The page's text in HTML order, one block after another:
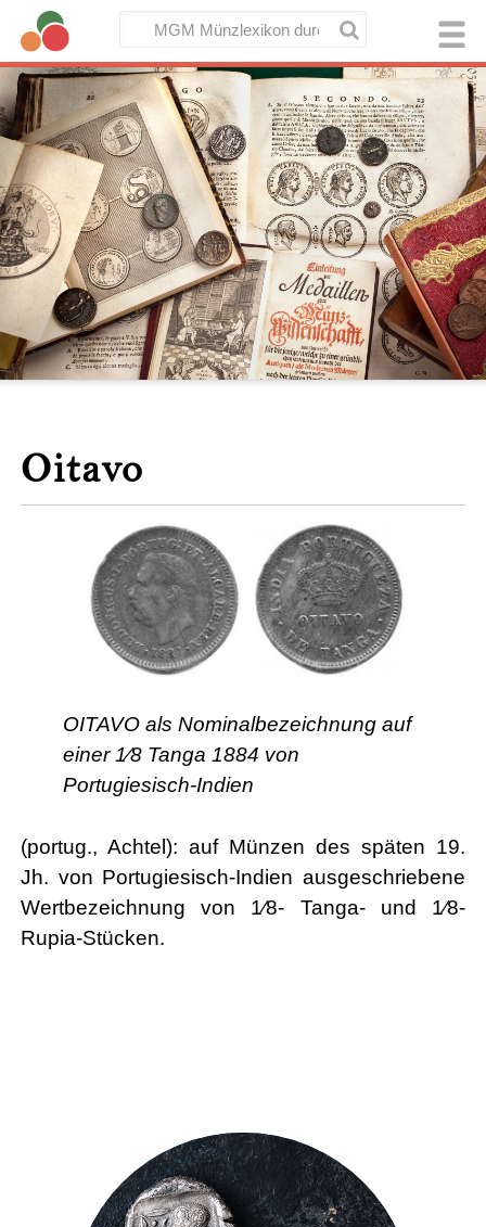
Oitavo
OITAVO als Nominalbezeichnung auf
einer 1⁄8 Tanga 1884 von
Portugiesisch-Indien
(portug., Achtel): auf Münzen des späten 19.
Jh. von Portugiesisch-Indien ausgeschriebene
Wertbezeichnung von 1⁄8- Tanga- und 1⁄8-
Rupia-Stücken.